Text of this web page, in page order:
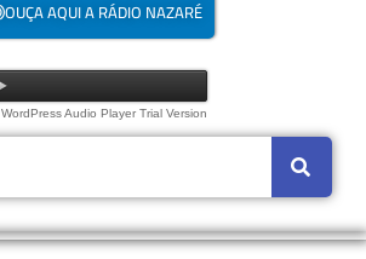
OUÇA AQUI A RÁDIO NAZARÉ
WordPress Audio Player Trial Version